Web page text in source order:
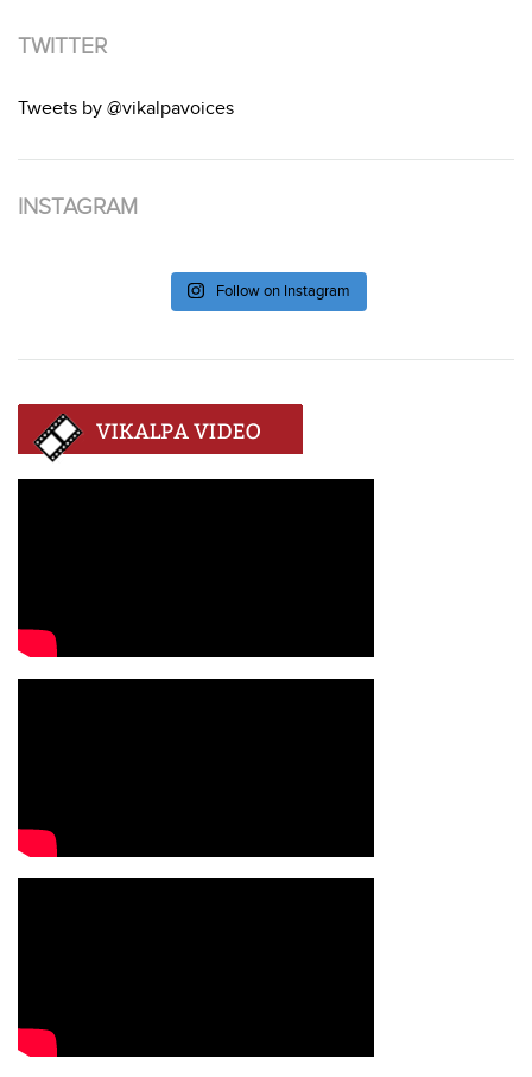
TWITTER
Tweets by @vikalpavoices
INSTAGRAM
Follow on Instagram